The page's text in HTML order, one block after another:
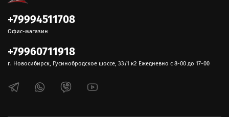
+79994511708
Офис-магазин
+79960711918
г. Новосибирск, Гусинобродское шоссе, 33/1 к2 Ежедневно с 8-00 до 17-00